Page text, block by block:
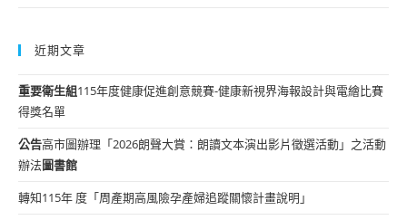
近期文章
重要衛生組115年度健康促進創意競賽-健康新視界海報設計與電繪比賽
得獎名單
公告高市圖辦理「2026朗聲大賞：朗讀文本演出影片徵選活動」之活動
辦法圖書館
轉知115年 度「周產期高風險孕產婦追蹤關懷計畫說明」